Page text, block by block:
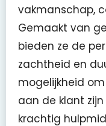
vakmanschap,
Gemaakt van
bieden ze de
zachtheid en
mogelijkheid
aan de klant
krachtig